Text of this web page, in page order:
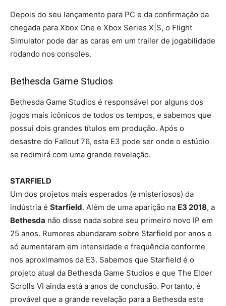
Depois do seu lançamento para PC e da confirmação da
chegada para Xbox One e Xbox Series X|S, o Flight
Simulator pode dar as caras em um trailer de jogabilidade
rodando nos consoles.
Bethesda Game Studios
Bethesda Game Studios é responsável por alguns dos
jogos mais icônicos de todos os tempos, e sabemos que
possui dois grandes títulos em produção. Após o
desastre do Fallout 76, esta E3 pode ser onde o estúdio
se redimirá com uma grande revelação.
STARFIELD
Um dos projetos mais esperados (e misteriosos) da
indústria é Starfield. Além de uma aparição na E3 2018, a
Bethesda não disse nada sobre seu primeiro novo IP em
25 anos. Rumores abundaram sobre Starfield por anos e
só aumentaram em intensidade e frequência conforme
nos aproximamos da E3. Sabemos que Starfield é o
projeto atual da Bethesda Game Studios e que The Elder
Scrolls VI ainda está a anos de conclusão. Portanto, é
provável que a grande revelação para a Bethesda este